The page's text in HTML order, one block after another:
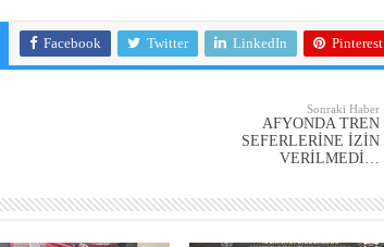
Facebook Twitter LinkedIn Pinterest
Sonraki Haber
AFYONDA TREN
SEFERLERİNE İZİN
VERİLMEDİ…